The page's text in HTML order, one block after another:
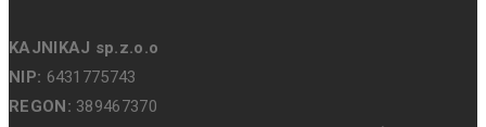
KAJNIKAJ sp.z.o.o
NIP: 6431775743
REGON: 389467370